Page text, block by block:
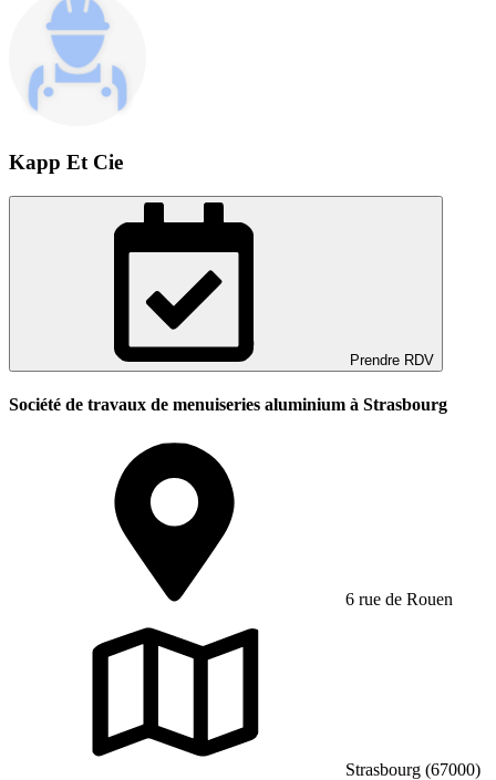
Kapp Et Cie
Prendre RDV
Société de travaux de menuiseries aluminium à Strasbourg
6 rue de Rouen
Strasbourg (67000)